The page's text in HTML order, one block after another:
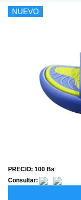
NUEVO
PRECIO: 100 Bs
Consultar: